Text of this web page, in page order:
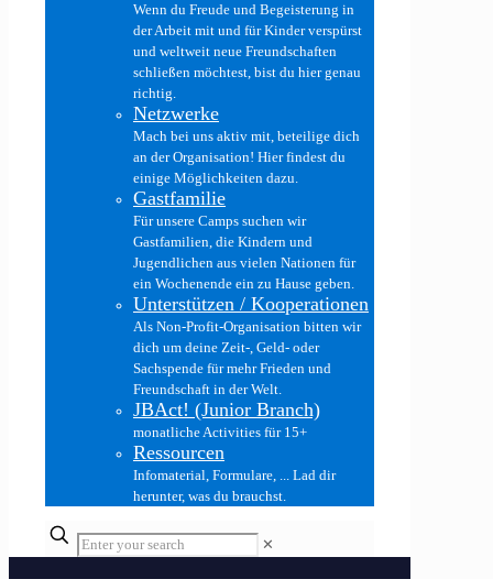
Wenn du Freude und Begeisterung in
der Arbeit mit und für Kinder verspürst
und weltweit neue Freundschaften
schließen möchtest, bist du hier genau
richtig.
Netzwerke
Mach bei uns aktiv mit, beteilige dich
an der Organisation! Hier findest du
einige Möglichkeiten dazu.
Gastfamilie
Für unsere Camps suchen wir
Gastfamilien, die Kindern und
Jugendlichen aus vielen Nationen für
ein Wochenende ein zu Hause geben.
Unterstützen / Kooperationen
Als Non-Profit-Organisation bitten wir
dich um deine Zeit-, Geld- oder
Sachspende für mehr Frieden und
Freundschaft in der Welt.
JBAct! (Junior Branch)
monatliche Activities für 15+
Ressourcen
Infomaterial, Formulare, ... Lad dir
herunter, was du brauchst.
✕